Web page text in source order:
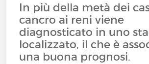
In più della metà dei
cancro ai reni viene
diagnosticato in uno
localizzato, il che è
una buona prognosi.